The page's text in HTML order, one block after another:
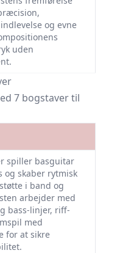
og evne
uden
7 bogstaver til
spiller basguitar
og skaber rytmisk
i band og
arbejder med
bass-linjer, riff-
med
for at sikre